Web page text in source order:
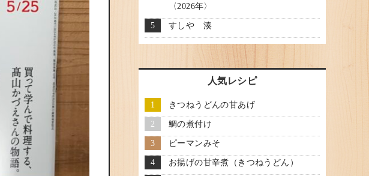
〈2026年〉
すしや 湊
人気レシピ
きつねうどんの甘あげ
鯛の煮付け
ピーマンみそ
お揚げの甘辛煮（きつねうどん）